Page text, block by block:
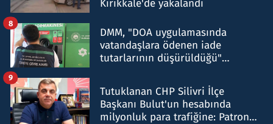
Kırıkkale'de yakalandı
DMM, "DOA uygulamasında
vatandaşlara ödenen iade
tutarlarının düşürüldüğü"
8
Tutuklanan CHP Silivri İlçe
Başkanı Bulut'un hesabında
milyonluk para trafiğine: Patron
9